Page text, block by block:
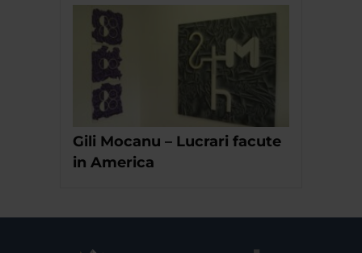
Gili Mocanu – Lucrari facute
in America